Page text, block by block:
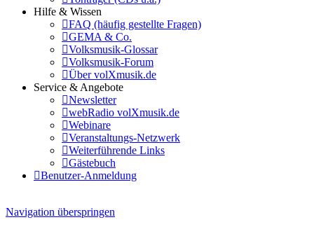
Hilfe & Wissen
FAQ (häufig gestellte Fragen)
GEMA & Co.
Volksmusik-Glossar
Volksmusik-Forum
Über volXmusik.de
Service & Angebote
Newsletter
webRadio volXmusik.de
Webinare
Veranstaltungs-Netzwerk
Weiterführende Links
Gästebuch
Benutzer-Anmeldung
Navigation überspringen